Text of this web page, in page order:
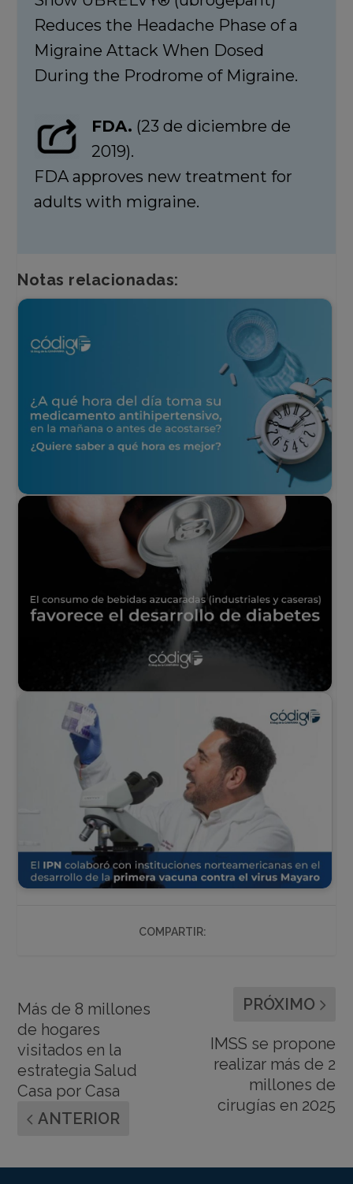
Reduces the Headache Phase of a
Migraine Attack When Dosed
During the Prodrome of Migraine.
FDA. (23 de diciembre de
2019).
FDA approves new treatment for
adults with migraine.
Notas relacionadas:
COMPARTIR:
Más de 8 millones
de hogares
visitados en la
estrategia Salud
Casa por Casa
ANTERIOR
PRÓXIMO
IMSS se propone
realizar más de 2
millones de
cirugías en 2025